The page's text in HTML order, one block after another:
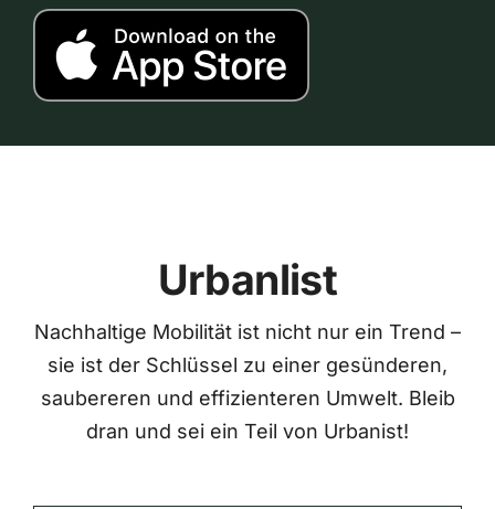
Urbanlist
Nachhaltige Mobilität ist nicht nur ein Trend –
sie ist der Schlüssel zu einer gesünderen,
saubereren und effizienteren Umwelt. Bleib
dran und sei ein Teil von Urbanist!